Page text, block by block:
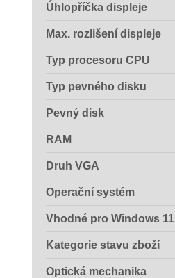
Úhlopříčka displeje
Max. rozlišení displeje
Typ procesoru CPU
Typ pevného disku
Pevný disk
RAM
Druh VGA
Operační systém
Vhodné pro Windows 11
Kategorie stavu zboží
Optická mechanika